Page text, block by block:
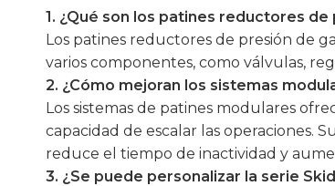
1. ¿Qué son los patines reductores de
Los patines reductores de presión de
varios componentes, como válvulas,
2. ¿Cómo mejoran los sistemas
Los sistemas de patines modulares
capacidad de escalar las operaciones.
reduce el tiempo de inactividad y
3. ¿Se puede personalizar la serie